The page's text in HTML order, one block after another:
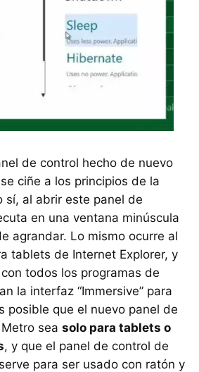
de control hecho de nuevo
ciñe a los principios de la
sí, al abrir este panel de
en una ventana minúscula
agrandar. Lo mismo ocurre al
tablets de Internet Explorer, y
todos los programas de
la interfaz “Immersive” para
posible que el nuevo panel de
sea solo para tablets o
, y que el panel de control de
para ser usado con ratón y